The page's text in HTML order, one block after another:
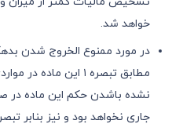
خواهد شد.
مطابق تبصره ١ این
نشده باشدن حکم این ماده